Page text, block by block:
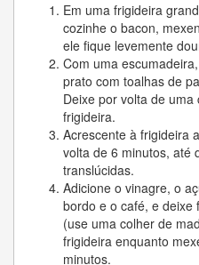
Em uma frigideira
cozinhe o bacon,
ele fique levemente
Com uma
prato com toalhas de
Deixe por volta de
frigideira.
Acrescente à frigideira
volta de 6 minutos, até
translúcidas.
Adicione o vinagre, o
bordo e o café, e deixe
(use uma colher de
frigideira enquanto
minutos.